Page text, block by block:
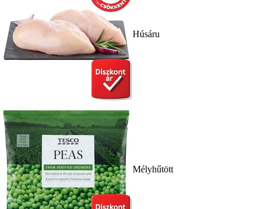
Húsáru
Mélyhűtött